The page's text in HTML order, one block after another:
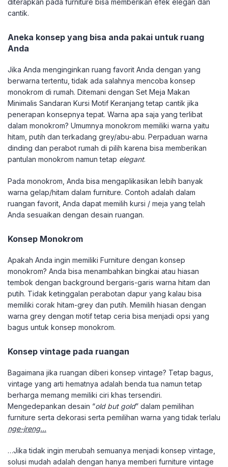
diterapkan pada furniture bisa memberikan efek elegan dan
cantik.
Aneka konsep yang bisa anda pakai untuk ruang
Anda
Jika Anda menginginkan ruang favorit Anda dengan yang
berwarna tertentu, tidak ada salahnya mencoba konsep
monokrom di rumah. Ditemani dengan Set Meja Makan
Minimalis Sandaran Kursi Motif Keranjang tetap cantik jika
penerapan konsepnya tepat. Warna apa saja yang terlibat
dalam monokrom? Umumnya monokrom memiliki warna yaitu
hitam, putih dan terkadang grey/abu-abu. Perpaduan warna
dinding dan perabot rumah di pilih karena bisa memberikan
pantulan monokrom namun tetap elegant.
Pada monokrom, Anda bisa mengaplikasikan lebih banyak
warna gelap/hitam dalam furniture. Contoh adalah dalam
ruangan favorit, Anda dapat memilih kursi / meja yang telah
Anda sesuaikan dengan desain ruangan.
Konsep Monokrom
Apakah Anda ingin memiliki Furniture dengan konsep
monokrom? Anda bisa menambahkan bingkai atau hiasan
tembok dengan background bergaris-garis warna hitam dan
putih. Tidak ketinggalan perabotan dapur yang kalau bisa
memiliki corak hitam-grey dan putih. Memilih hiasan dengan
warna grey dengan motif tetap ceria bisa menjadi opsi yang
bagus untuk konsep monokrom.
Konsep vintage pada ruangan
Bagaimana jika ruangan diberi konsep vintage? Tetap bagus,
vintage yang arti hematnya adalah benda tua namun tetap
berharga memang memiliki ciri khas tersendiri.
Mengedepankan desain “old but gold” dalam pemilihan
furniture serta dekorasi serta pemilihan warna yang tidak terlalu
nge-jreng…
…Jika tidak ingin merubah semuanya menjadi konsep vintage,
solusi mudah adalah dengan hanya memberi furniture vintage